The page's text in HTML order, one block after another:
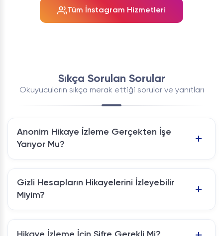
Tüm İnstagram Hizmetleri
Sıkça Sorulan Sorular
Okuyucuların sıkça merak ettiği sorular ve yanıtları
Anonim Hikaye İzleme Gerçekten İşe
Yarıyor Mu?
Gizli Hesapların Hikayelerini İzleyebilir
Miyim?